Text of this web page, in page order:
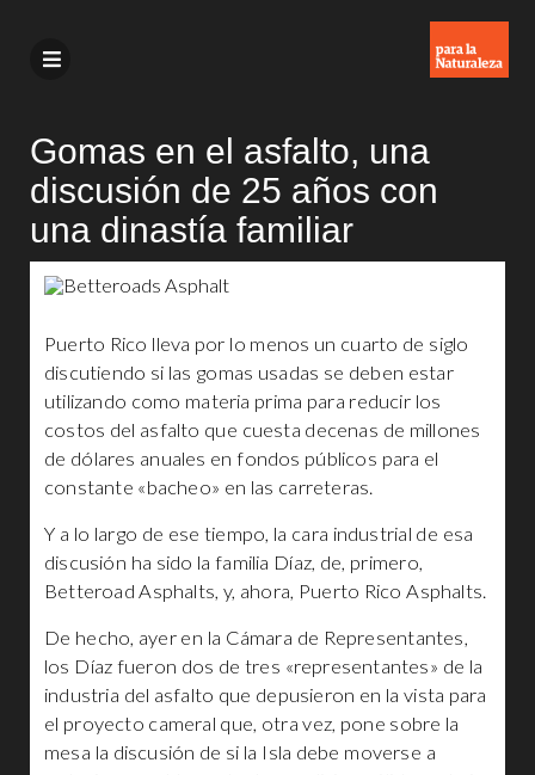
Gomas en el asfalto, una
discusión de 25 años con
una dinastía familiar
Puerto Rico lleva por lo menos un cuarto de siglo
discutiendo si las gomas usadas se deben estar
utilizando como materia prima para reducir los
costos del asfalto que cuesta decenas de millones
de dólares anuales en fondos públicos para el
constante «bacheo» en las carreteras.
Y a lo largo de ese tiempo, la cara industrial de esa
discusión ha sido la familia Díaz, de, primero,
Betteroad Asphalts, y, ahora, Puerto Rico Asphalts.
De hecho, ayer en la Cámara de Representantes,
los Díaz fueron dos de tres «representantes» de la
industria del asfalto que depusieron en la vista para
el proyecto cameral que, otra vez, pone sobre la
mesa la discusión de si la Isla debe moverse a